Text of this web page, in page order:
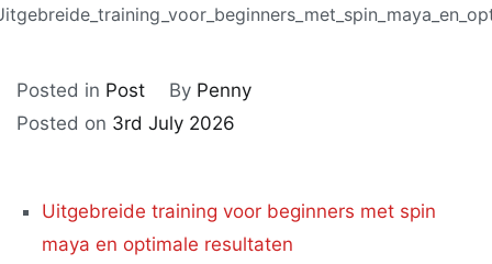
Posted in Post By Penny
Posted on 3rd July 2026
Uitgebreide training voor beginners met spin
maya en optimale resultaten